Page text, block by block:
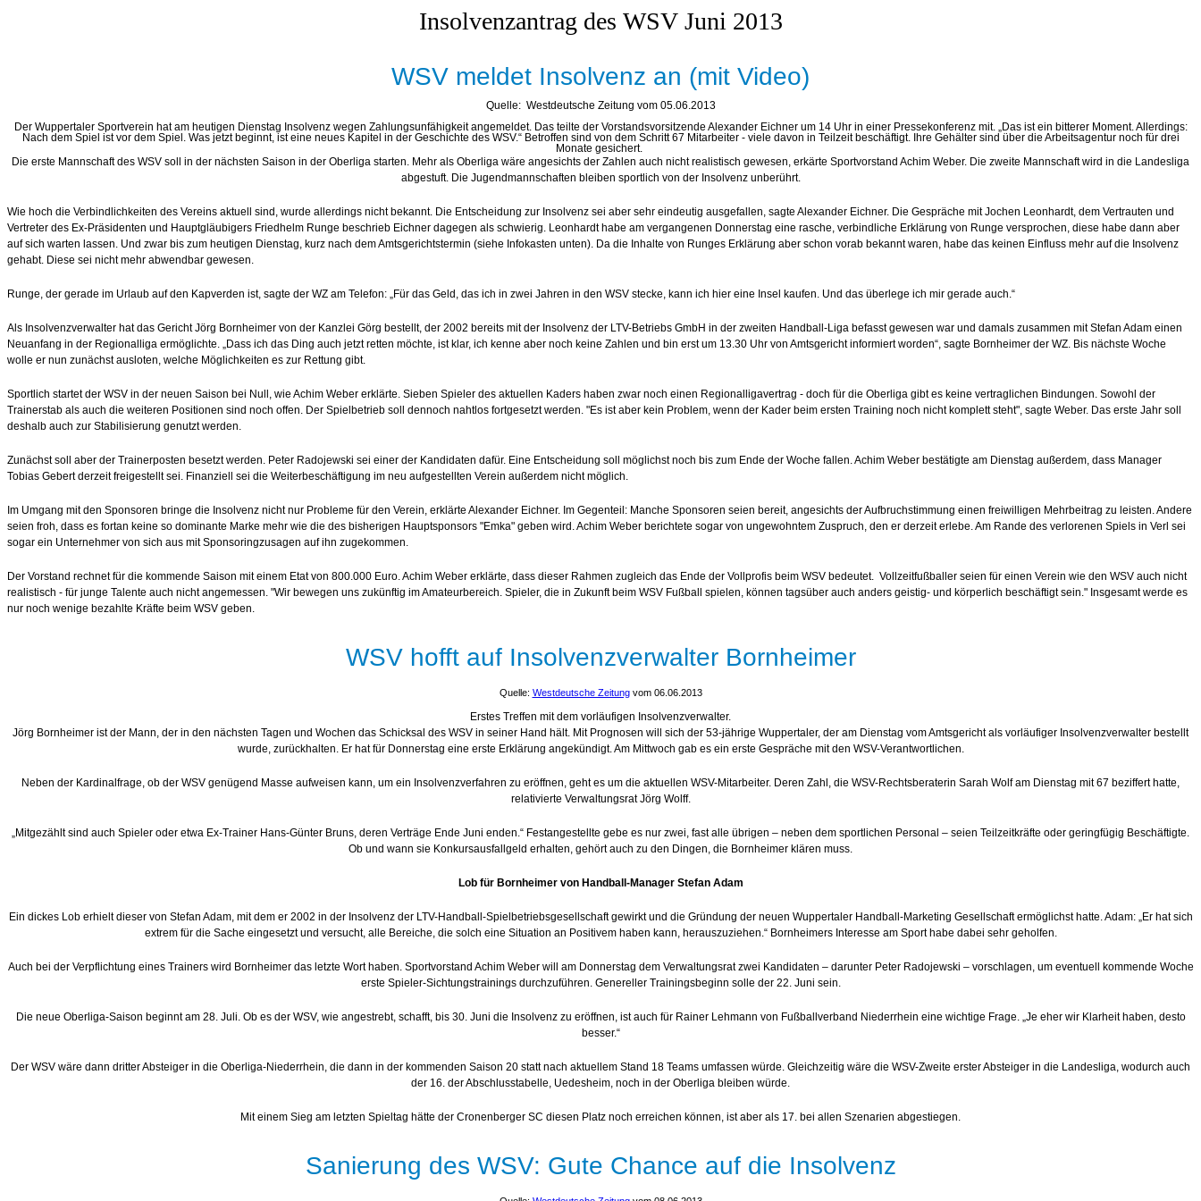
Insolvenzantrag des WSV Juni 2013
WSV meldet Insolvenz an (mit Video)
Quelle: Westdeutsche Zeitung vom 05.06.2013
Der Wuppertaler Sportverein hat am heutigen Dienstag Insolvenz wegen Zahlungsunfähigkeit angemeldet. Das teilte der Vorstandsvorsitzende Alexander Eichner um 14 Uhr in einer Pressekonferenz mit. „Das ist ein bitterer Moment. Allerdings:
Nach dem Spiel ist vor dem Spiel. Was jetzt beginnt, ist eine neues Kapitel in der Geschichte des WSV.“ Betroffen sind von dem Schritt 67 Mitarbeiter - viele davon in Teilzeit beschäftigt. Ihre Gehälter sind über die Arbeitsagentur noch für drei
Monate gesichert.
Die erste Mannschaft des WSV soll in der nächsten Saison in der Oberliga starten. Mehr als Oberliga wäre angesichts der Zahlen auch nicht realistisch gewesen, erkärte Sportvorstand Achim Weber. Die zweite Mannschaft wird in die Landesliga
abgestuft. Die Jugendmannschaften bleiben sportlich von der Insolvenz unberührt.
Wie hoch die Verbindlichkeiten des Vereins aktuell sind, wurde allerdings nicht bekannt. Die Entscheidung zur Insolvenz sei aber sehr eindeutig ausgefallen, sagte Alexander Eichner. Die Gespräche mit Jochen Leonhardt, dem Vertrauten und
Vertreter des Ex-Präsidenten und Hauptgläubigers Friedhelm Runge beschrieb Eichner dagegen als schwierig. Leonhardt habe am vergangenen Donnerstag eine rasche, verbindliche Erklärung von Runge versprochen, diese habe dann aber
auf sich warten lassen. Und zwar bis zum heutigen Dienstag, kurz nach dem Amtsgerichtstermin (siehe Infokasten unten). Da die Inhalte von Runges Erklärung aber schon vorab bekannt waren, habe das keinen Einfluss mehr auf die Insolvenz
gehabt. Diese sei nicht mehr abwendbar gewesen.
Runge, der gerade im Urlaub auf den Kapverden ist, sagte der WZ am Telefon: „Für das Geld, das ich in zwei Jahren in den WSV stecke, kann ich hier eine Insel kaufen. Und das überlege ich mir gerade auch.“
Als Insolvenzverwalter hat das Gericht Jörg Bornheimer von der Kanzlei Görg bestellt, der 2002 bereits mit der Insolvenz der LTV-Betriebs GmbH in der zweiten Handball-Liga befasst gewesen war und damals zusammen mit Stefan Adam einen
Neuanfang in der Regionalliga ermöglichte. „Dass ich das Ding auch jetzt retten möchte, ist klar, ich kenne aber noch keine Zahlen und bin erst um 13.30 Uhr von Amtsgericht informiert worden“, sagte Bornheimer der WZ. Bis nächste Woche
wolle er nun zunächst ausloten, welche Möglichkeiten es zur Rettung gibt.
Sportlich startet der WSV in der neuen Saison bei Null, wie Achim Weber erklärte. Sieben Spieler des aktuellen Kaders haben zwar noch einen Regionalligavertrag - doch für die Oberliga gibt es keine vertraglichen Bindungen. Sowohl der
Trainerstab als auch die weiteren Positionen sind noch offen. Der Spielbetrieb soll dennoch nahtlos fortgesetzt werden. "Es ist aber kein Problem, wenn der Kader beim ersten Training noch nicht komplett steht", sagte Weber. Das erste Jahr soll
deshalb auch zur Stabilisierung genutzt werden.
Zunächst soll aber der Trainerposten besetzt werden. Peter Radojewski sei einer der Kandidaten dafür. Eine Entscheidung soll möglichst noch bis zum Ende der Woche fallen. Achim Weber bestätigte am Dienstag außerdem, dass Manager
Tobias Gebert derzeit freigestellt sei. Finanziell sei die Weiterbeschäftigung im neu aufgestellten Verein außerdem nicht möglich.
Im Umgang mit den Sponsoren bringe die Insolvenz nicht nur Probleme für den Verein, erklärte Alexander Eichner. Im Gegenteil: Manche Sponsoren seien bereit, angesichts der Aufbruchstimmung einen freiwilligen Mehrbeitrag zu leisten. Andere
seien froh, dass es fortan keine so dominante Marke mehr wie die des bisherigen Hauptsponsors "Emka" geben wird. Achim Weber berichtete sogar von ungewohntem Zuspruch, den er derzeit erlebe. Am Rande des verlorenen Spiels in Verl sei
sogar ein Unternehmer von sich aus mit Sponsoringzusagen auf ihn zugekommen.
Der Vorstand rechnet für die kommende Saison mit einem Etat von 800.000 Euro. Achim Weber erklärte, dass dieser Rahmen zugleich das Ende der Vollprofis beim WSV bedeutet. Vollzeitfußballer seien für einen Verein wie den WSV auch nicht
realistisch - für junge Talente auch nicht angemessen. "Wir bewegen uns zukünftig im Amateurbereich. Spieler, die in Zukunft beim WSV Fußball spielen, können tagsüber auch anders geistig- und körperlich beschäftigt sein." Insgesamt werde es
nur noch wenige bezahlte Kräfte beim WSV geben.
WSV hofft auf Insolvenzverwalter Bornheimer
Quelle: Westdeutsche Zeitungvom 06.06.2013
Erstes Treffen mit dem vorläufigen Insolvenzverwalter.
Jörg Bornheimer ist der Mann, der in den nächsten Tagen und Wochen das Schicksal des WSV in seiner Hand hält. Mit Prognosen will sich der 53-jährige Wuppertaler, der am Dienstag vom Amtsgericht als vorläufiger Insolvenzverwalter bestellt
wurde, zurückhalten. Er hat für Donnerstag eine erste Erklärung angekündigt. Am Mittwoch gab es ein erste Gespräche mit den WSV-Verantwortlichen.
Neben der Kardinalfrage, ob der WSV genügend Masse aufweisen kann, um ein Insolvenzverfahren zu eröffnen, geht es um die aktuellen WSV-Mitarbeiter. Deren Zahl, die WSV-Rechtsberaterin Sarah Wolf am Dienstag mit 67 beziffert hatte,
relativierte Verwaltungsrat Jörg Wolff.
„Mitgezählt sind auch Spieler oder etwa Ex-Trainer Hans-Günter Bruns, deren Verträge Ende Juni enden.“ Festangestellte gebe es nur zwei, fast alle übrigen – neben dem sportlichen Personal – seien Teilzeitkräfte oder geringfügig Beschäftigte.
Ob und wann sie Konkursausfallgeld erhalten, gehört auch zu den Dingen, die Bornheimer klären muss.
Lob für Bornheimer von Handball-Manager Stefan Adam
Ein dickes Lob erhielt dieser von Stefan Adam, mit dem er 2002 in der Insolvenz der LTV-Handball-Spielbetriebsgesellschaft gewirkt und die Gründung der neuen Wuppertaler Handball-Marketing Gesellschaft ermöglichst hatte. Adam: „Er hat sich
extrem für die Sache eingesetzt und versucht, alle Bereiche, die solch eine Situation an Positivem haben kann, herauszuziehen.“ Bornheimers Interesse am Sport habe dabei sehr geholfen.
Auch bei der Verpflichtung eines Trainers wird Bornheimer das letzte Wort haben. Sportvorstand Achim Weber will am Donnerstag dem Verwaltungsrat zwei Kandidaten – darunter Peter Radojewski – vorschlagen, um eventuell kommende Woche
erste Spieler-Sichtungstrainings durchzuführen. Genereller Trainingsbeginn solle der 22. Juni sein.
Die neue Oberliga-Saison beginnt am 28. Juli. Ob es der WSV, wie angestrebt, schafft, bis 30. Juni die Insolvenz zu eröffnen, ist auch für Rainer Lehmann von Fußballverband Niederrhein eine wichtige Frage. „Je eher wir Klarheit haben, desto
besser.“
Der WSV wäre dann dritter Absteiger in die Oberliga-Niederrhein, die dann in der kommenden Saison 20 statt nach aktuellem Stand 18 Teams umfassen würde. Gleichzeitig wäre die WSV-Zweite erster Absteiger in die Landesliga, wodurch auch
der 16. der Abschlusstabelle, Uedesheim, noch in der Oberliga bleiben würde.
Mit einem Sieg am letzten Spieltag hätte der Cronenberger SC diesen Platz noch erreichen können, ist aber als 17. bei allen Szenarien abgestiegen.
Sanierung des WSV: Gute Chance auf die Insolvenz